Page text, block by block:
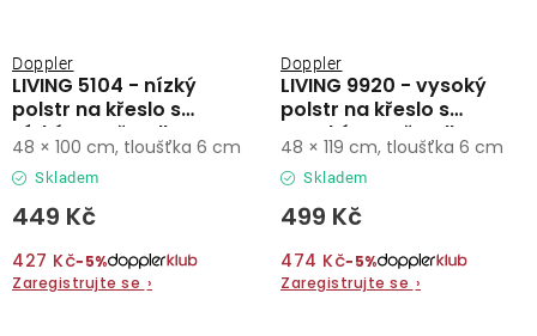
LIVING 5104 - nízký
polstr na křeslo s
nízkým opěradlem
Doppler
Skladem
449 Kč
427 Kč−5%
Zaregistrujte se ›
48 × 100 cm, tloušťka 6 cm
LIVING 9920 - vysoký
polstr na křeslo s
vysokým opěradlem
Doppler
Skladem
499 Kč
474 Kč−5%
Zaregistrujte se ›
48 × 119 cm, tloušťka 6 cm